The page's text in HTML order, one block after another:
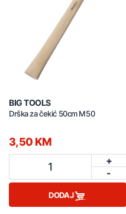
BIG TOOLS
Drška za čekić 50cm M50
3,50 KM
1
+
-
DODAJ